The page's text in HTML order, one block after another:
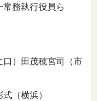
務執行役員ら
）田茂穂宮司（市
（横浜）